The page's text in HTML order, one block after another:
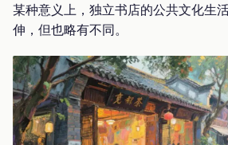
某种意义上，独立书店的公共文化生
伸，但也略有不同。